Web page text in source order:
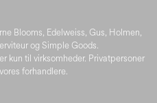
Blooms, Edelweiss, Gus, Holmen,
og Simple Goods.
kun til virksomheder. Privatpersoner
forhandlere.